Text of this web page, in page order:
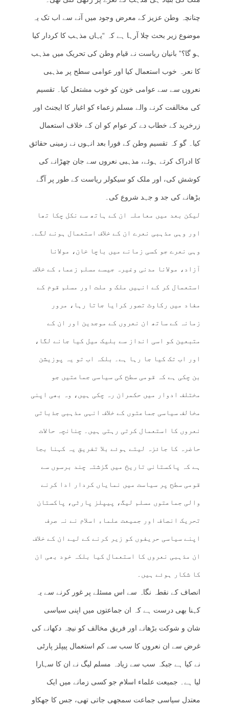
چنانچہ وطن عزیز کے معرض وجود میں آنے سے اب تک یہ
موضوع زیر بحث چلا آرہا ہے کہ “یہاں مذہب کا کردار کیا
ہو گا؟” بانیان ریاست نے قیام وطن کی تحریک میں مذہب
کا نعرہ خوب استعمال کیا اور عوامی سطح پر مذہبی
نعروں سے سے عوامی خون کو خوب مشتعل کیا۔ تقسیم
کی مخالفت کرنے والے مسلم زعماء کو اغیار کا ایجنٹ اور
زرخرید کے خطاب دے کر عوام کو ان کے خلاف استعمال
کیا۔ گو کہ تقسیم وطن کے فورا بعد انہوں نے زمینی حقائق
کا ادراک کرتے ہوئے، مذہبی نعروں سے جان چھڑانے کی
کوشش کی، اور ملک کو سیکولر ریاست کے طور پر آگے
بڑھانے کی جد و جہد شروع کی۔
لیکن بعد میں معاملہ ان کے ہاتھ سے نکل چکا تھا
اور وہی مذہبی نعرے ان کے خلاف استعمال ہونے لگے۔
وہی نعرے جو کسی زمانے میں باچا خان، مولانا
آزاد، مولانا مدنی وغیرہ جیسے مسلم زعماء کے خلاف
استعمال کر کے انہیں ملک و ملت اور مسلم قوم کے
مفاد میں رکاوٹ تصور کرایا جاتا رہا، مرور
زمانہ کے ساتھ ان نعروں کے موجدین اور ان کے
متبعین کو اسی انداز سے بلیک میل کیا جانے لگا،
اور اب تک کیا جا رہا ہے۔ بلکہ اب تو یہ پوزیشن
بن چکی ہے کہ قومی سطح کی سیاسی جماعتیں جو
مختلف ادوار میں حکمران رہ چکی ہیں، وہ بھی اپنی
مخالف سیاسی جماعتوں کے خلاف انہی مذہبی جذباتی
نعروں کا استعمال کرتی رہتی ہیں۔ چنانچہ حالات
حاضرہ کا جائزہ لیتے ہوئے بلا تفریق یہ کہنا بجا
ہے کہ پاکستانی تاریخ میں گزشتہ چند برسوں سے
قومی سطح پر سیاست میں نمایاں کردار ادا کرنے
والی جماعتوں مسلم لیگ، پیپلز پارٹی، پاکستان
تحریک انصاف اور جمیعت علماء اسلام نے نہ صرف
اپنے سیاسی حریفوں کو زیر کرنے کے لیے ان کے خلاف
ان مذہبی نعروں کا استعمال کیا بلکہ خود بھی ان
کا شکار ہوئے ہیں۔
انصاف کے نقطہ نگاہ سے اس مسئلے پر غور کرنے سے یہ
کہنا بھی درست ہے کہ ان جماعتوں میں اپنی سیاسی
شان و شوکت بڑھانے اور فریق مخالف کو نیچہ دکھانے کی
غرض سے ان نعروں کا سب سے کم استعمال پیپلز پارٹی
نے کیا ہے جبکہ سب سے زیادہ مسلم لیگ نے ان کا سہارا
لیا ہے۔ جمیعت علماء اسلام جو کسی زمانے میں ایک
معتدل سیاسی جماعت سمجھی جاتی تھی، جس کا جھکاو